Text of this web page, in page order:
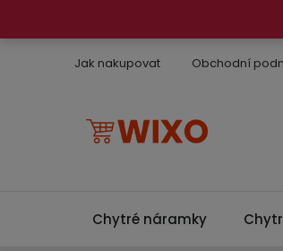
Jak nakupovat Obchodní
Chytré náramky